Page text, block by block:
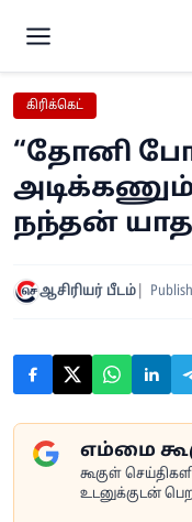
கிரிக்கெட்
“தோனி
நந்தன்
ஆசிரியர் பீடம்
எம்மை
கூகுள்
உடனுக்குடன்